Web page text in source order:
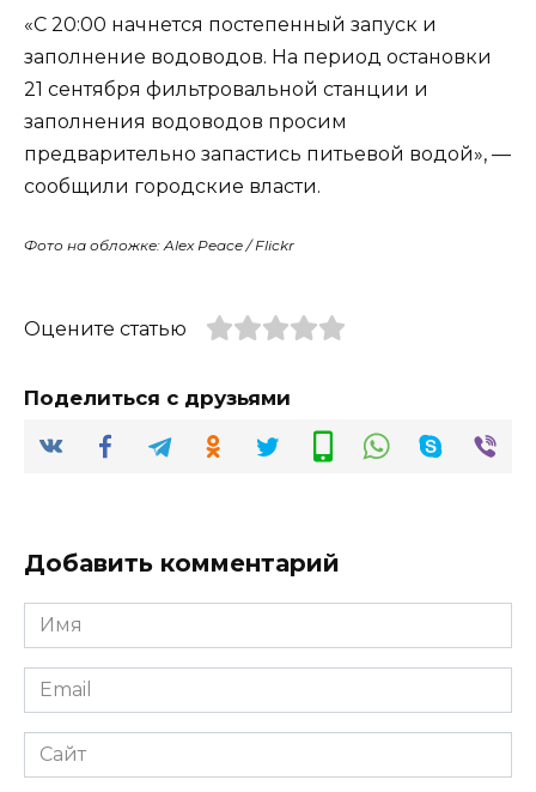
«С 20:00 начнется постепенный запуск и
заполнение водоводов. На период остановки
21 сентября фильтровальной станции и
заполнения водоводов просим
предварительно запастись питьевой водой», —
сообщили городские власти.
Фото на обложке: Alex Peace / Flickr
Оцените статью
Поделиться с друзьями
Добавить комментарий
Имя
*
Email
*
Сайт